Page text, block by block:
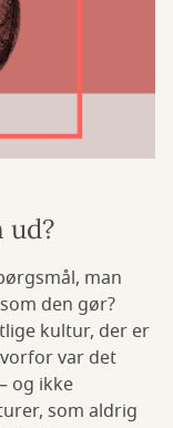
ud?
man
den gør?
kultur, der er
var det
og ikke
som aldrig